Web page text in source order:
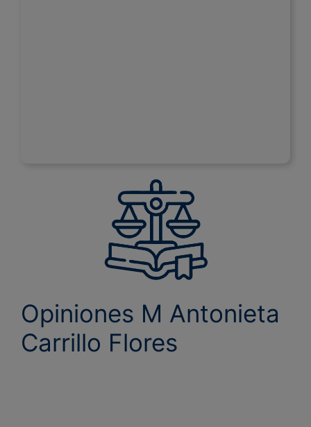
Opiniones M Antonieta
Carrillo Flores